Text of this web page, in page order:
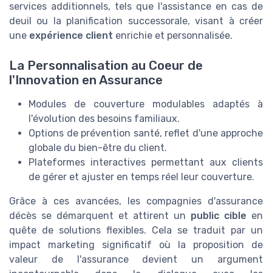
services additionnels, tels que l'assistance en cas de
deuil ou la planification successorale, visant à créer
une expérience client enrichie et personnalisée.
La Personnalisation au Coeur de
l'Innovation en Assurance
Modules de couverture modulables adaptés à
l'évolution des besoins familiaux.
Options de prévention santé, reflet d'une approche
globale du bien-être du client.
Plateformes interactives permettant aux clients
de gérer et ajuster en temps réel leur couverture.
Grâce à ces avancées, les compagnies d'assurance
décès se démarquent et attirent un public cible en
quête de solutions flexibles. Cela se traduit par un
impact marketing significatif où la proposition de
valeur de l'assurance devient un argument